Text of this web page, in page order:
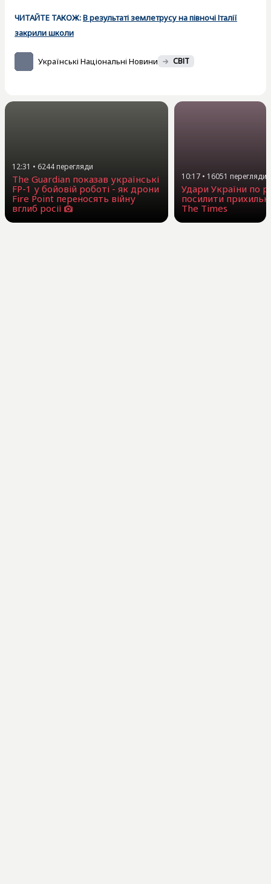
ЧИТАЙТЕ ТАКОЖ:В результаті землетрусу на півночі Італії
закрили школи
Українські Національні Новини СВІТ
12:31 • 6244перегляди
The Guardian показав українські
FP-1 у бойовій роботі - як дрони
Fire Point переносять війну
вглиб росії
10:17 • 16051 перегляди
Удари України по
посилити
The Times